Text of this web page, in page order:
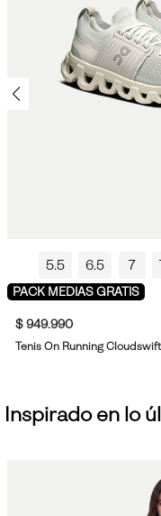
5.5 6.5 7
PACK MEDIAS GRATIS
$ 949.990
Tenis On Running
Inspirado en lo